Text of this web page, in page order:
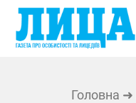
Головна ➜